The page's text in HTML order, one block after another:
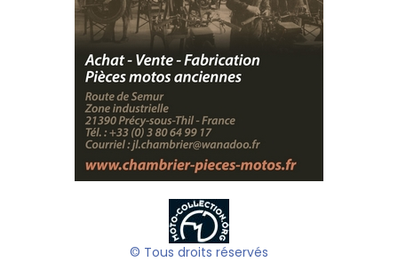
© Tous droits réservés